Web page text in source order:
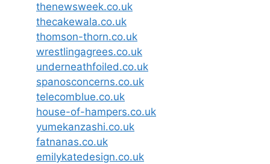
thenewsweek.co.uk
thecakewala.co.uk
thomson-thorn.co.uk
wrestlingagrees.co.uk
underneathfoiled.co.uk
spanosconcerns.co.uk
telecomblue.co.uk
house-of-hampers.co.uk
yumekanzashi.co.uk
fatnanas.co.uk
emilykatedesign.co.uk